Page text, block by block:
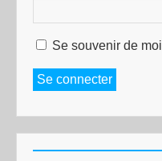
Se souvenir de moi
Se connecter